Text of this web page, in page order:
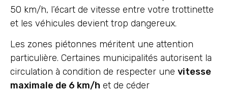
50 km/h, l’écart de vitesse entre votre trottinette
et les véhicules devient trop dangereux.
Les zones piétonnes méritent une attention
particulière. Certaines municipalités autorisent la
circulation à condition de respecter une vitesse
maximale de 6 km/h et de céder